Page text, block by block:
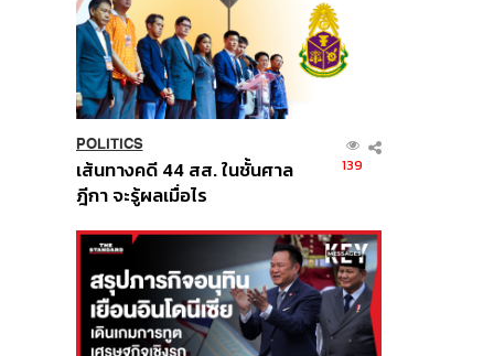
POLITICS
เส้นทางคดี 44 สส. ในชั้นศาล
ฎีกา จะรู้ผลเมื่อไร
139